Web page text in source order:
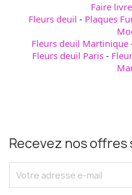
Faire
Fleurs deuil - Plaques
Fleurs deuil Martinique
Fleurs deuil Paris -
Recevez nos offres